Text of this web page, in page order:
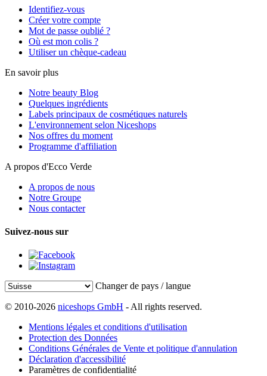
Identifiez-vous
Créer votre compte
Mot de passe oublié ?
Où est mon colis ?
Utiliser un chèque-cadeau
En savoir plus
Notre beauty Blog
Quelques ingrédients
Labels principaux de cosmétiques naturels
L'environnement selon Niceshops
Nos offres du moment
Programme d'affiliation
A propos d'Ecco Verde
A propos de nous
Notre Groupe
Nous contacter
Suivez-nous sur
Changer de pays / langue
© 2010-2026 niceshops GmbH - All rights reserved.
Mentions légales et conditions d'utilisation
Protection des Données
Conditions Générales de Vente et politique d'annulation
Déclaration d'accessibilité
Paramètres de confidentialité